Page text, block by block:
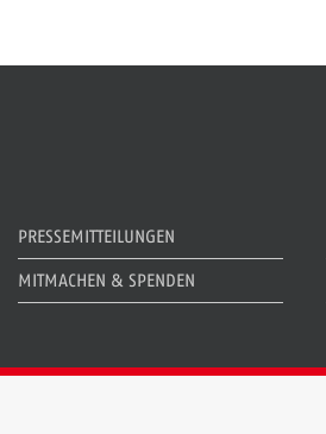
PRESSEMITTEILUNGEN
MITMACHEN & SPENDEN